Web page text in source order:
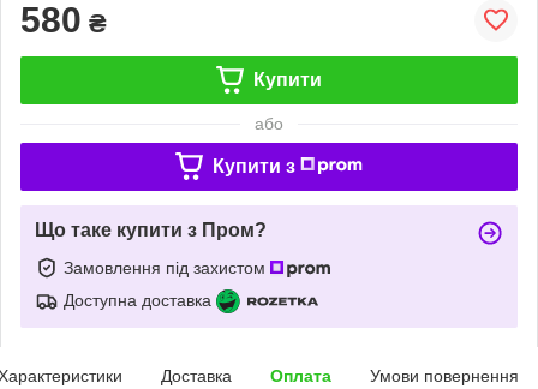
580 ₴
Купити
або
Купити з
Що таке купити з Пром?
Замовлення під захистом
Доступна доставка
Доставка Оплата Умови повернення